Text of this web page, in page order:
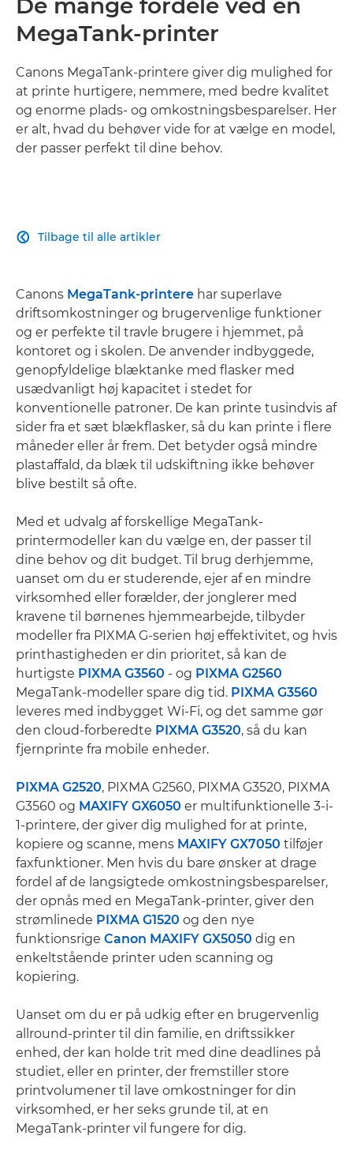
De mange fordele ved en
MegaTank-printer
Canons MegaTank-printere giver dig mulighed for
at printe hurtigere, nemmere, med bedre kvalitet
og enorme plads- og omkostningsbesparelser. Her
er alt, hvad du behøver vide for at vælge en model,
der passer perfekt til dine behov.
Tilbage til alle artikler

Canons MegaTank-printere har superlave
driftsomkostninger og brugervenlige funktioner
og er perfekte til travle brugere i hjemmet, på
kontoret og i skolen. De anvender indbyggede,
genopfyldelige blæktanke med flasker med
usædvanligt høj kapacitet i stedet for
konventionelle patroner. De kan printe tusindvis af
sider fra et sæt blækflasker, så du kan printe i flere
måneder eller år frem. Det betyder også mindre
plastaffald, da blæk til udskiftning ikke behøver
blive bestilt så ofte.
Med et udvalg af forskellige MegaTank-
printermodeller kan du vælge en, der passer til
dine behov og dit budget. Til brug derhjemme,
uanset om du er studerende, ejer af en mindre
virksomhed eller forælder, der jonglerer med
kravene til børnenes hjemmearbejde, tilbyder
modeller fra PIXMA G-serien høj effektivitet, og hvis
printhastigheden er din prioritet, så kan de
hurtigste PIXMA G3560 - og PIXMA G2560
MegaTank-modeller spare dig tid. PIXMA G3560
leveres med indbygget Wi-Fi, og det samme gør
den cloud-forberedte PIXMA G3520, så du kan
fjernprinte fra mobile enheder.
PIXMA G2520, PIXMA G2560, PIXMA G3520, PIXMA
G3560 og MAXIFY GX6050 er multifunktionelle 3-i-
1-printere, der giver dig mulighed for at printe,
kopiere og scanne, mens MAXIFY GX7050 tilføjer
faxfunktioner. Men hvis du bare ønsker at drage
fordel af de langsigtede omkostningsbesparelser,
der opnås med en MegaTank-printer, giver den
strømlinede PIXMA G1520 og den nye
funktionsrige Canon MAXIFY GX5050 dig en
enkeltstående printer uden scanning og
kopiering.
Uanset om du er på udkig efter en brugervenlig
allround-printer til din familie, en driftssikker
enhed, der kan holde trit med dine deadlines på
studiet, eller en printer, der fremstiller store
printvolumener til lave omkostninger for din
virksomhed, er her seks grunde til, at en
MegaTank-printer vil fungere for dig.